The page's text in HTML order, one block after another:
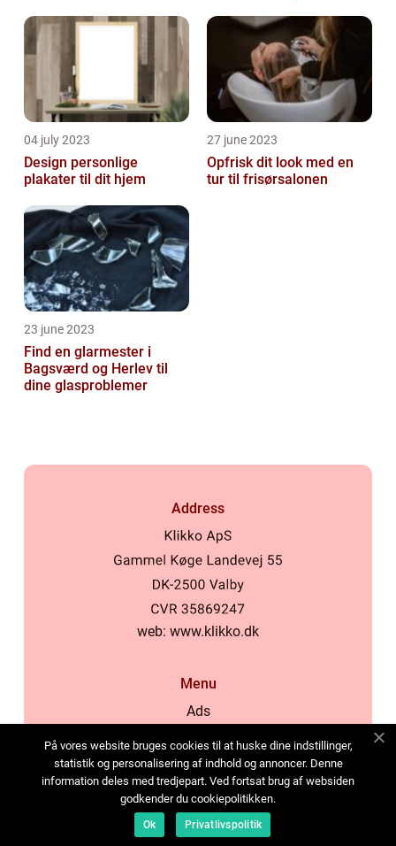
04 july 2023
Design personlige
plakater til dit hjem
27 june 2023
Opfrisk dit look med en
tur til frisørsalonen
23 june 2023
Find en glarmester i
Bagsværd og Herlev til
dine glasproblemer
Address
web: www.klikko.dk
Menu
Ads
Cookies
Contact
Sitemap
På vores website bruges cookies til at huske dine indstillinger,
statistik og personalisering af indhold og annoncer. Denne
information deles med tredjepart. Ved fortsat brug af websiden
godkender du cookiepolitikken.
Ok Privatlivspolitik